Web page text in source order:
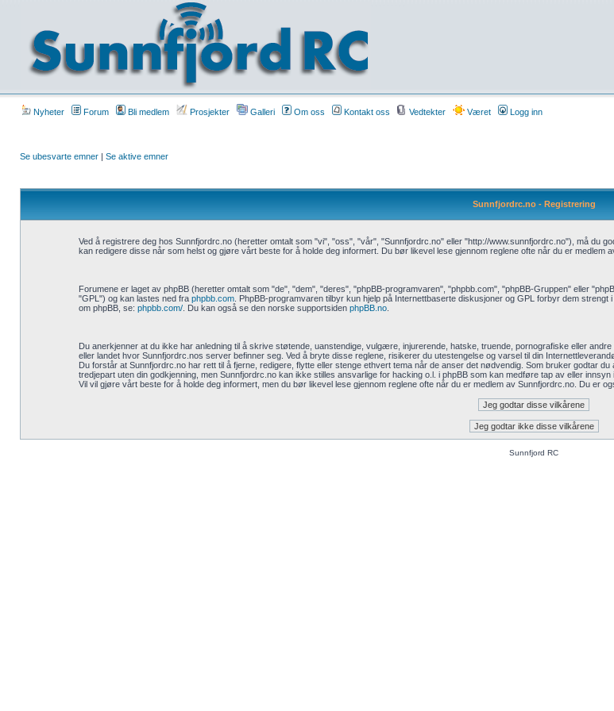
Nyheter Forum Bli medlem Prosjekter Galleri Om oss Kontakt oss Vedtekter Været Logg inn
Se ubesvarte emner | Se aktive emner
Sunnfjordrc.no - Registrering
Ved å registrere deg hos Sunnfjordrc.no (heretter omtalt som "vi", "oss", "vår", "Sunnfjordrc.no" eller "http://www.sunnfjordrc.no"), må du
kan redigere disse når som helst og gjøre vårt beste for å holde deg informert. Du bør likevel lese gjennom reglene ofte når du er medlem
Forumene er laget av phpBB (heretter omtalt som "de", "dem", "deres", "phpBB-programvaren", "phpbb.com", "phpBB-Gruppen" eller
"GPL") og kan lastes ned fra phpbb.com. PhpBB-programvaren tilbyr kun hjelp på Internettbaserte diskusjoner og GPL forbyr dem
om phpBB, se: phpbb.com/. Du kan også se den norske supportsiden phpBB.no.
Du anerkjenner at du ikke har anledning til å skrive støtende, uanstendige, vulgære, injurerende, hatske, truende, pornografiske eller
eller landet hvor Sunnfjordrc.nos server befinner seg. Ved å bryte disse reglene, risikerer du utestengelse og varsel til din
Du forstår at Sunnfjordrc.no har rett til å fjerne, redigere, flytte eller stenge ethvert tema når de anser det nødvendig. Som bruker godtar
tredjepart uten din godkjenning, men Sunnfjordrc.no kan ikke stilles ansvarlige for hacking o.l. i phpBB som kan medføre tap av eller innsyn
Vil vil gjøre vårt beste for å holde deg informert, men du bør likevel lese gjennom reglene ofte når du er medlem av Sunnfjordrc.no. Du er
Sunnfjord RC